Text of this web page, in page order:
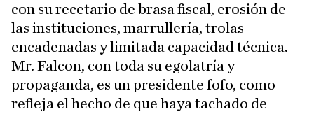
con su recetario de brasa fiscal, erosión de
las instituciones, marrullería, trolas
encadenadas y limitada capacidad técnica.
Mr. Falcon, con toda su egolatría y
propaganda, es un presidente fofo, como
refleja el hecho de que haya tachado de